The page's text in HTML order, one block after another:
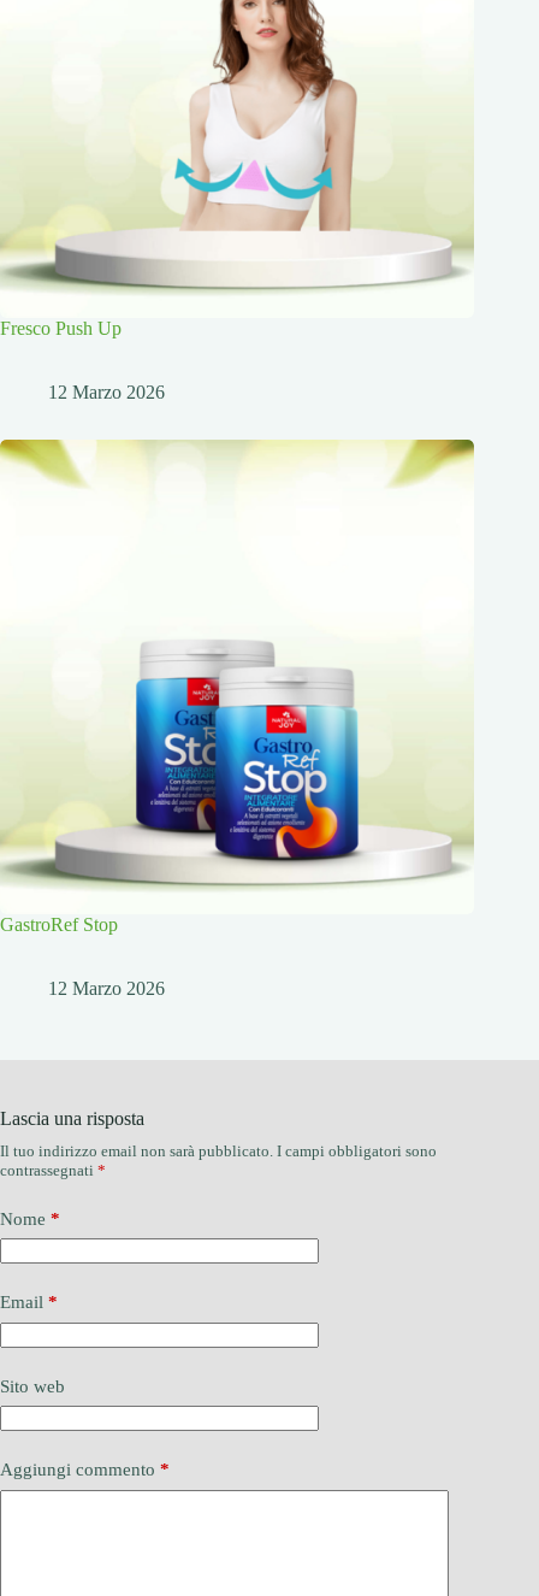
Fresco Push Up
12 Marzo 2026
GastroRef Stop
12 Marzo 2026
Lascia una risposta
Il tuo indirizzo email non sarà pubblicato. I campi obbligatori sono
contrassegnati *
Nome *
Email *
Sito web
Aggiungi commento *